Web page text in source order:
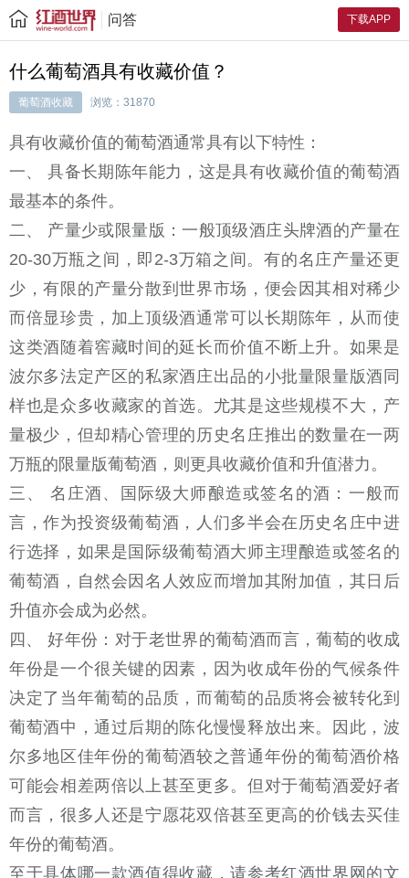
下载APP
问答
什么葡萄酒具有收藏价值？
葡萄酒收藏 浏览：31870
具有收藏价值的葡萄酒通常具有以下特性：
一、 具备长期陈年能力，这是具有收藏价值的葡萄酒
最基本的条件。
二、 产量少或限量版：一般顶级酒庄头牌酒的产量在
20-30万瓶之间，即2-3万箱之间。有的名庄产量还更
少，有限的产量分散到世界市场，便会因其相对稀少
而倍显珍贵，加上顶级酒通常可以长期陈年，从而使
这类酒随着窖藏时间的延长而价值不断上升。如果是
波尔多法定产区的私家酒庄出品的小批量限量版酒同
样也是众多收藏家的首选。尤其是这些规模不大，产
量极少，但却精心管理的历史名庄推出的数量在一两
万瓶的限量版葡萄酒，则更具收藏价值和升值潜力。
三、 名庄酒、国际级大师酿造或签名的酒：一般而
言，作为投资级葡萄酒，人们多半会在历史名庄中进
行选择，如果是国际级葡萄酒大师主理酿造或签名的
葡萄酒，自然会因名人效应而增加其附加值，其日后
升值亦会成为必然。
四、 好年份：对于老世界的葡萄酒而言，葡萄的收成
年份是一个很关键的因素，因为收成年份的气候条件
决定了当年葡萄的品质，而葡萄的品质将会被转化到
葡萄酒中，通过后期的陈化慢慢释放出来。因此，波
尔多地区佳年份的葡萄酒较之普通年份的葡萄酒价格
可能会相差两倍以上甚至更多。但对于葡萄酒爱好者
而言，很多人还是宁愿花双倍甚至更高的价钱去买佳
年份的葡萄酒。
至于具体哪一款酒值得收藏，请参考红酒世界网的文